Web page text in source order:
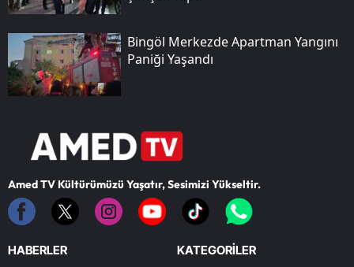
Bingöl Merkezde Apartman Yangını
Paniği Yaşandı
Amed TV Kültürümüzü Yaşatır, Sesimizi Yükseltir.
HABERLER KATEGORİLER